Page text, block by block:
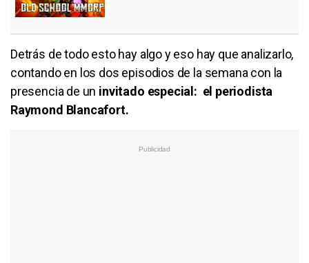
Detrás de todo esto hay algo y eso hay que analizarlo,
contando en los dos episodios de la semana con la
presencia de un invitado especial: el periodista
Raymond Blancafort.